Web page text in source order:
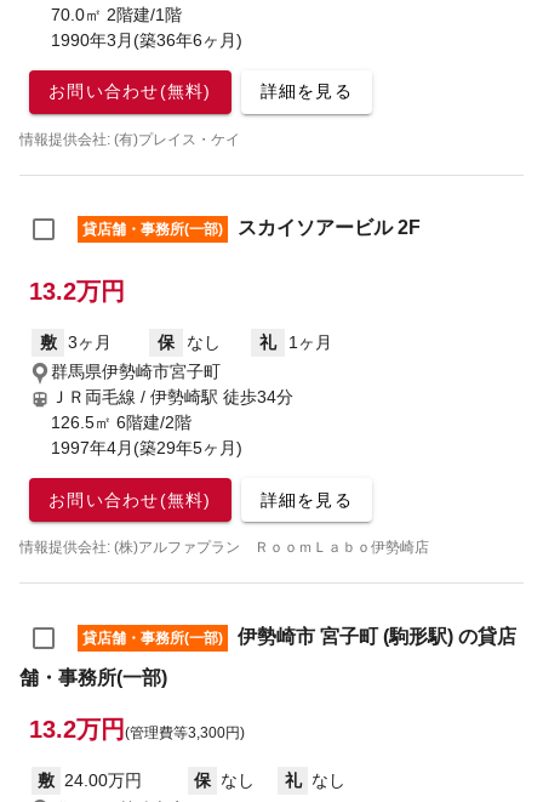
70.0㎡ 2階建/1階
1990年3月(築36年6ヶ月)
お問い合わせ(無料) 詳細を見る
情報提供会社: (有)プレイス・ケイ
貸店舗・事務所(一部) スカイソアービル 2F
13.2万円
敷 3ヶ月 保 なし 礼
1ヶ月
群馬県伊勢崎市宮子町
ＪＲ両毛線 / 伊勢崎駅 徒歩34分
126.5㎡ 6階建/2階
1997年4月(築29年5ヶ月)
お問い合わせ(無料) 詳細を見る
情報提供会社: (株)アルファプラン ＲｏｏｍＬａｂｏ伊勢崎店
貸店舗・事務所(一部)
伊勢崎市 宮子町 (駒形駅) の貸店
舗・事務所(一部)
13.2万円 (管理費等3,300円)
敷 24.00万円 保 なし 礼 なし